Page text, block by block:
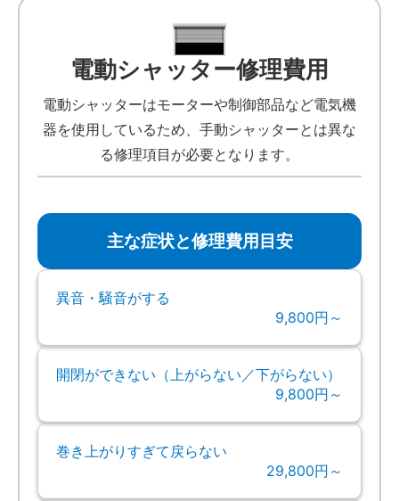
電動シャッター修理費用
電動シャッターはモーターや制御部品など電気機
器を使用しているため、手動シャッターとは異な
る修理項目が必要となります。
主な症状と修理費用目安
異音・騒音がする
9,800円～
開閉ができない（上がらない／下がらない）
9,800円～
巻き上がりすぎて戻らない
29,800円～